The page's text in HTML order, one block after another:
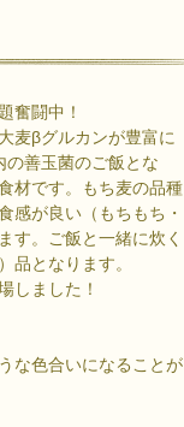
奮闘中！
麦βグルカンが豊富に
善玉菌のご飯とな
材です。もち麦の品種
感が良い（もちもち・
す。ご飯と一緒に炊く
品となります。
しました！
な色合いになることが